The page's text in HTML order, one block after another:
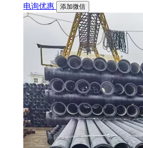
电询优惠
添加微信